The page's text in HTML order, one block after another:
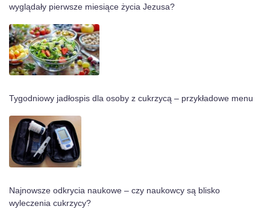
wyglądały pierwsze miesiące życia Jezusa?
Tygodniowy jadłospis dla osoby z cukrzycą – przykładowe menu
Najnowsze odkrycia naukowe – czy naukowcy są blisko
wyleczenia cukrzycy?